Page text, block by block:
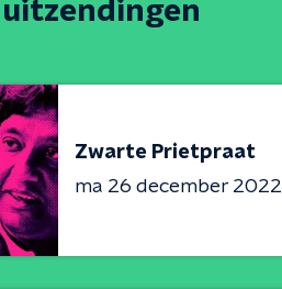
uitzendingen
Zwarte Prietpraat
ma 26 december 2022